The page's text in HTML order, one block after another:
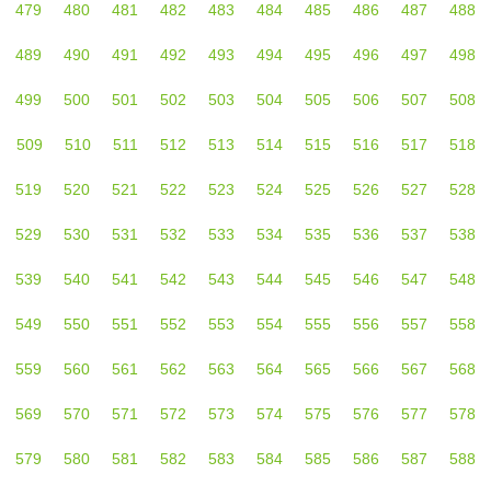
479 480 481 482 483 484 485 486 487 488
489 490 491 492 493 494 495 496 497 498
499 500 501 502 503 504 505 506 507 508
509 510 511 512 513 514 515 516 517 518
519 520 521 522 523 524 525 526 527 528
529 530 531 532 533 534 535 536 537 538
539 540 541 542 543 544 545 546 547 548
549 550 551 552 553 554 555 556 557 558
559 560 561 562 563 564 565 566 567 568
569 570 571 572 573 574 575 576 577 578
579 580 581 582 583 584 585 586 587 588